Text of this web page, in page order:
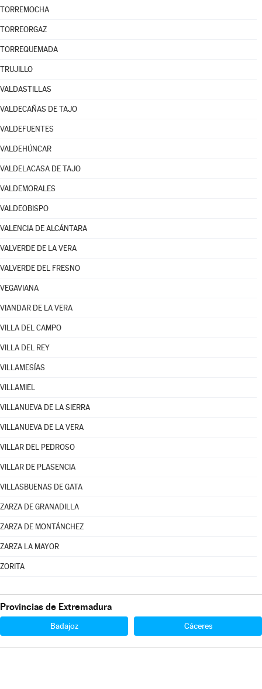
TORREMOCHA
TORREORGAZ
TORREQUEMADA
TRUJILLO
VALDASTILLAS
VALDECAÑAS DE TAJO
VALDEFUENTES
VALDEHÚNCAR
VALDELACASA DE TAJO
VALDEMORALES
VALDEOBISPO
VALENCIA DE ALCÁNTARA
VALVERDE DE LA VERA
VALVERDE DEL FRESNO
VEGAVIANA
VIANDAR DE LA VERA
VILLA DEL CAMPO
VILLA DEL REY
VILLAMESÍAS
VILLAMIEL
VILLANUEVA DE LA SIERRA
VILLANUEVA DE LA VERA
VILLAR DEL PEDROSO
VILLAR DE PLASENCIA
VILLASBUENAS DE GATA
ZARZA DE GRANADILLA
ZARZA DE MONTÁNCHEZ
ZARZA LA MAYOR
ZORITA
Provincias de Extremadura
Badajoz Cáceres